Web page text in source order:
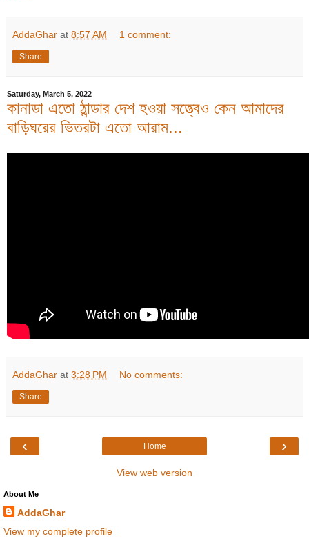
AddaGhar at 8:57 AM 1 comment:
Share
Saturday, March 5, 2022
কানাডা এতো ঠান্ডার দেশ হওয়া সত্ত্বেও কেন আমাদের
বাড়িঘরের ভিতরটা এতো আরাম...
AddaGhar at 3:28 PM No comments:
Share
‹ ›
Home
View web version
About Me
AddaGhar
View my complete profile